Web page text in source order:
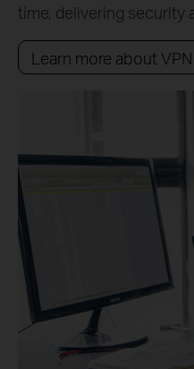
time, delivering security
Learn more about VPN